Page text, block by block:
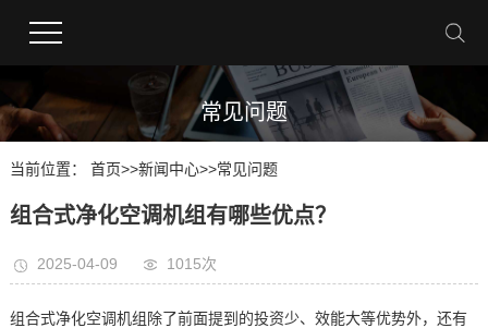
常见问题
当前位置： 首页>>新闻中心>>常见问题
组合式净化空调机组有哪些优点？
2025-04-09 1015次
组合式净化空调机组除了前面提到的投资少、效能大等优势外，还有